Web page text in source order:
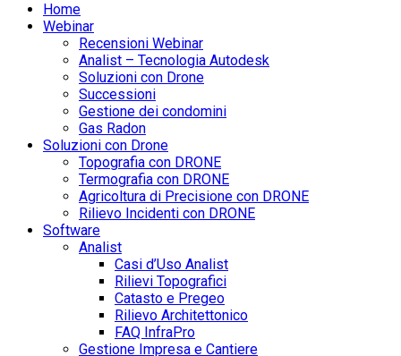
Home
Webinar
Recensioni Webinar
Analist – Tecnologia Autodesk
Soluzioni con Drone
Successioni
Gestione dei condomini
Gas Radon
Soluzioni con Drone
Topografia con DRONE
Termografia con DRONE
Agricoltura di Precisione con DRONE
Rilievo Incidenti con DRONE
Software
Analist
Casi d’Uso Analist
Rilievi Topografici
Catasto e Pregeo
Rilievo Architettonico
FAQ InfraPro
Gestione Impresa e Cantiere